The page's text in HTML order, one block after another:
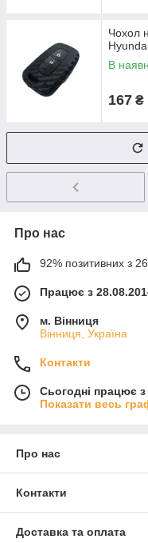
Чохол
В
167 ₴
Про нас
92% позитивних з
Працює з
м. Вінниця
Вінниця, Україна
Контакти
Сьогодні працює
Показати весь
Про нас
Контакти
Доставка та оплата